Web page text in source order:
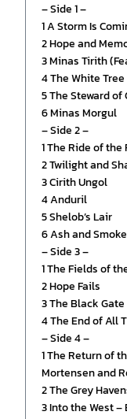
– Side 1 –
1A Storm Is
2Hope and
3Minas Tirith
4The White Tree
5The Steward of
6Minas Morgul
– Side 2 –
1The Ride of the
2Twilight and
3Cirith Ungol
4Anduril
5Shelob’s Lair
6Ash and Smoke
– Side 3 –
1The Fields of
2Hope Fails
3The Black Gate
4The End of All
– Side 4 –
1The Return of
Mortensen and
2The Grey
3Into the West –